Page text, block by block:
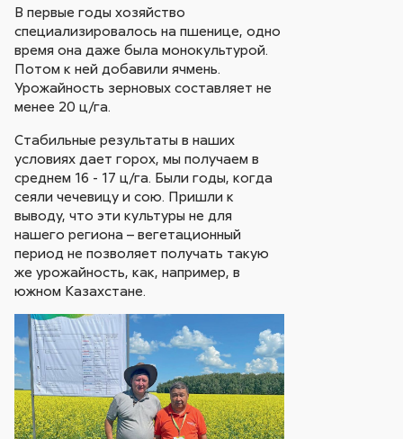
В первые годы хозяйство
специализировалось на пшенице, одно
время она даже была монокультурой.
Потом к ней добавили ячмень.
Урожайность зерновых составляет не
менее 20 ц/га.
Стабильные результаты в наших
условиях дает горох, мы получаем в
среднем 16 - 17 ц/га. Были годы, когда
сеяли чечевицу и сою. Пришли к
выводу, что эти культуры не для
нашего региона – вегетационный
период не позволяет получать такую
же урожайность, как, например, в
южном Казахстане.